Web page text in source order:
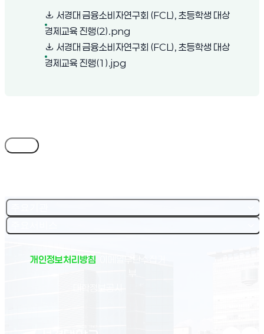
서경대 금융소비자연구회 (FCL), 초등학생 대상
경제교육 진행(2).png
서경대 금융소비자연구회 (FCL), 초등학생 대상
경제교육 진행(1).jpg
개인정보처리방침